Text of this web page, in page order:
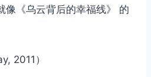
像《乌云背后的幸福线》 的
2011）